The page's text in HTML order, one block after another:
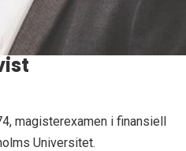
magisterexamen i finansiell
Universitet.